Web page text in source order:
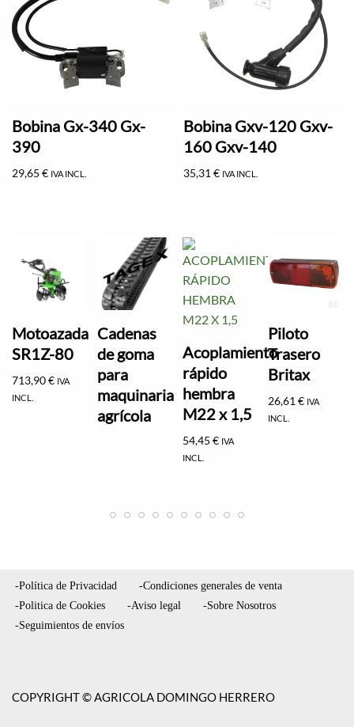
Bobina Gx-340 Gx-
390
29,65 € IVA INCL.
Bobina Gxv-120 Gxv-
160 Gxv-140
35,31€ IVA INCL.
Motoazada
SR1Z-80
713,90€ IVA
INCL.
Cadenas
de goma
para
maquinaria
agrícola
Acoplamiento
rápido
hembra
M22 x 1,5
54,45€ IVA
INCL.
Piloto
Trasero
Britax
26,61€ IVA
INCL.
-Política de Privacidad
-Condiciones generales de venta
-Politica de Cookies
-Aviso legal
-Sobre Nosotros
-Seguimientos de envíos
COPYRIGHT © AGRICOLA DOMINGO HERRERO